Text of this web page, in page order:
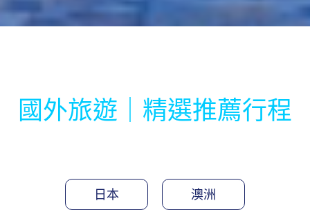
國外旅遊｜精選推薦行程
日本 澳洲